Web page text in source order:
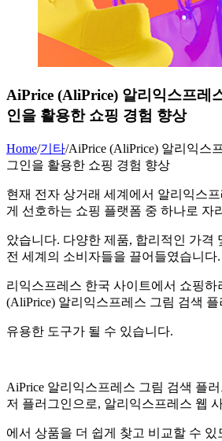
AiPrice (AliPrice) 알리익스프레
인을 활용한 쇼핑 경험 향상
Home/기타/AiPrice (AliPrice) 알리익스
그인을 활용한 쇼핑 경험 향상
현재 전자 상거래 세계에서 알리익스
게 선호하는 쇼핑 플랫폼 중 하나로 자
았습니다. 다양한 제품, 합리적인 가격
전 세계의 소비자들을 끌어들였습니다
리익스프레스 한국 사이트에서 쇼핑하
(AliPrice) 알리익스프레스 그림 검색
유용한 도구가 될 수 있습니다.
AiPrice 알리익스프레스 그림 검색 플
저 플러그인으로, 알리익스프레스 웹
에서 상품을 더 쉽게 찾고 비교할 수